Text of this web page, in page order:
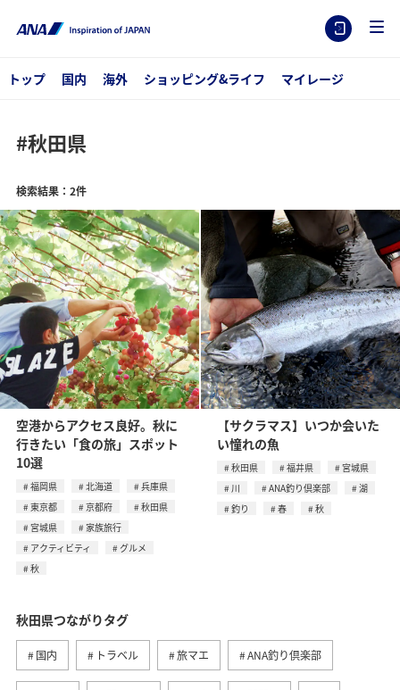
トップ 国内 海外 ショッピング&ライフ マイレージ
#秋田県
検索結果：2件
空港からアクセス良好。秋に
行きたい「食の旅」スポット
10選
福岡県 北海道
兵庫県
東京都
京都府
秋田県
宮城県
家族旅行
アクティビティ
グルメ
秋
【サクラマス】いつか会いた
い憧れの魚
秋田県 福井県
宮城県
川
ANA釣り倶楽部
湖
釣り
春 秋
秋田県つながりタグ
国内 トラベル 旅マエ ANA釣り倶楽部